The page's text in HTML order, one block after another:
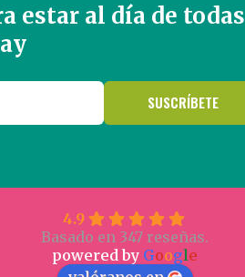
estar al día de todas
4.9
Basado en 347 reseñas.
powered by Google